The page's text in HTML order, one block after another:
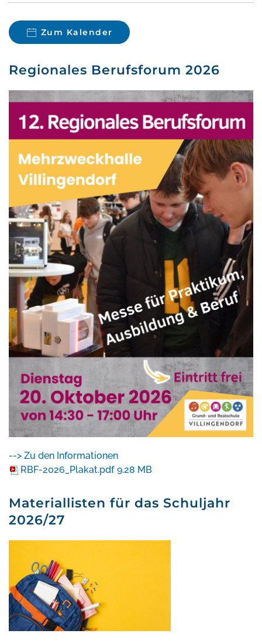
Zum Kalender
Regionales Berufsforum 2026
--> Zu den Informationen
RBF-2026_Plakat.pdf 9.28 MB
Materiallisten für das Schuljahr
2026/27